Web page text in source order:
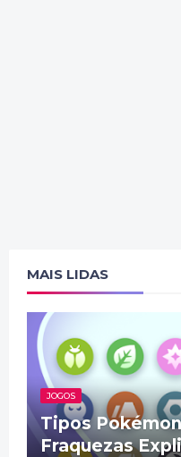
MAIS LIDAS
JOGOS
Tipos
Fraquezas